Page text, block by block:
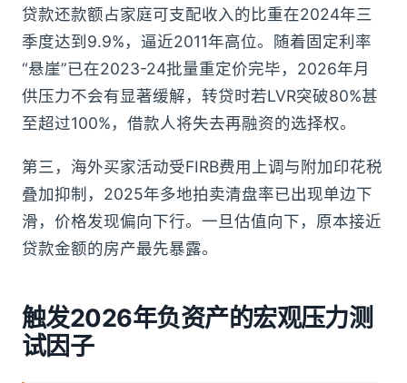
贷款还款额占家庭可支配收入的比重在2024年三
季度达到9.9%，逼近2011年高位。随着固定利率
“悬崖”已在2023-24批量重定价完毕，2026年月
供压力不会有显著缓解，转贷时若LVR突破80%甚
至超过100%，借款人将失去再融资的选择权。
第三，海外买家活动受FIRB费用上调与附加印花税
叠加抑制，2025年多地拍卖清盘率已出现单边下
滑，价格发现偏向下行。一旦估值向下，原本接近
贷款金额的房产最先暴露。
触发2026年负资产的宏观压力测
试因子